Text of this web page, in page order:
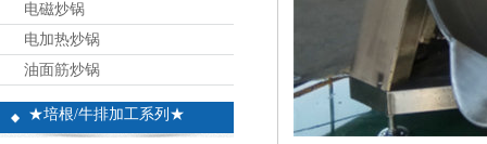
电磁炒锅
电加热炒锅
油面筋炒锅
★培根/牛排加工系列★